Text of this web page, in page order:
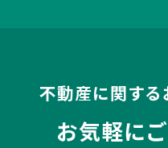
不動産に関す
お気軽に